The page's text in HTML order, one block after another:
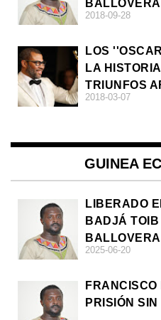
2018-09-28
LOS
LA
TRIUNFOS
2018-03-07
GUINEA
LIBERADO
BADJÁ
2025-06-20
PRISIÓN